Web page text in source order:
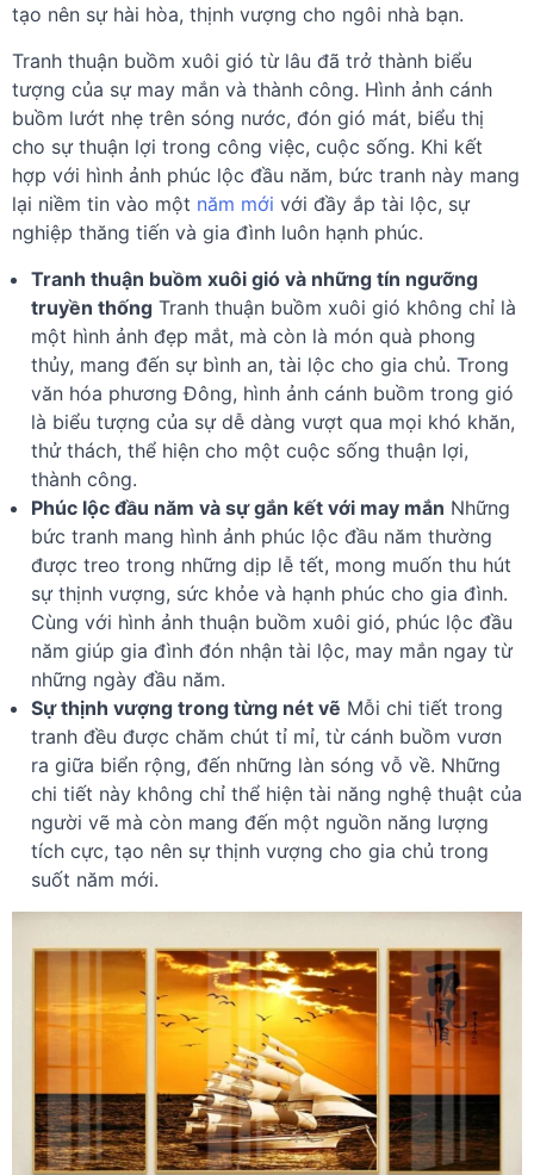
tạo nên sự hài hòa, thịnh vượng cho ngôi nhà bạn.
Tranh thuận buồm xuôi gió từ lâu đã trở thành biểu
tượng của sự may mắn và thành công. Hình ảnh cánh
buồm lướt nhẹ trên sóng nước, đón gió mát, biểu thị
cho sự thuận lợi trong công việc, cuộc sống. Khi kết
hợp với hình ảnh phúc lộc đầu năm, bức tranh này mang
lại niềm tin vào một năm mới với đầy ắp tài lộc, sự
nghiệp thăng tiến và gia đình luôn hạnh phúc.
Tranh thuận buồm xuôi gió và những tín ngưỡng
truyền thống Tranh thuận buồm xuôi gió không chỉ là
một hình ảnh đẹp mắt, mà còn là món quà phong
thủy, mang đến sự bình an, tài lộc cho gia chủ. Trong
văn hóa phương Đông, hình ảnh cánh buồm trong gió
là biểu tượng của sự dễ dàng vượt qua mọi khó khăn,
thử thách, thể hiện cho một cuộc sống thuận lợi,
thành công.
Phúc lộc đầu năm và sự gắn kết với may mắn Những
bức tranh mang hình ảnh phúc lộc đầu năm thường
được treo trong những dịp lễ tết, mong muốn thu hút
sự thịnh vượng, sức khỏe và hạnh phúc cho gia đình.
Cùng với hình ảnh thuận buồm xuôi gió, phúc lộc đầu
năm giúp gia đình đón nhận tài lộc, may mắn ngay từ
những ngày đầu năm.
Sự thịnh vượng trong từng nét vẽ Mỗi chi tiết trong
tranh đều được chăm chút tỉ mỉ, từ cánh buồm vươn
ra giữa biển rộng, đến những làn sóng vỗ về. Những
chi tiết này không chỉ thể hiện tài năng nghệ thuật của
người vẽ mà còn mang đến một nguồn năng lượng
tích cực, tạo nên sự thịnh vượng cho gia chủ trong
suốt năm mới.